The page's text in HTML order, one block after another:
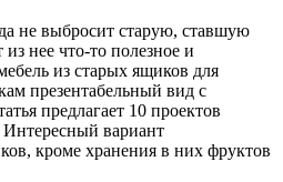
не выбросит старую, ставшую
нее что-то полезное и
из старых ящиков для
презентабельный вид с
предлагает 10 проектов
вариант
кроме хранения в них фруктов